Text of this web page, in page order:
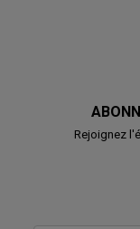
Rejoignez